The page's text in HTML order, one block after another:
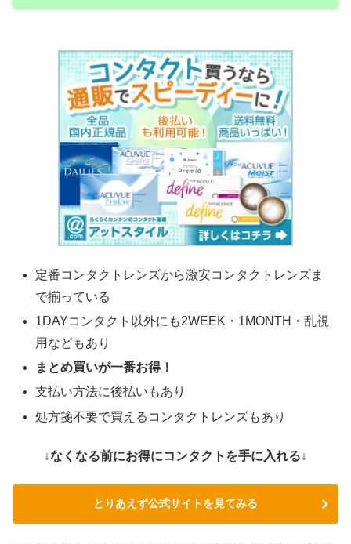
定番コンタクトレンズから激安コンタクトレンズま
で揃っている
1DAYコンタクト以外にも2WEEK・1MONTH・乱視
用などもあり
まとめ買いが一番お得！
支払い方法に後払いもあり
処方箋不要で買えるコンタクトレンズもあり
↓なくなる前にお得にコンタクトを手に入れる↓
とりあえず公式サイトを見てみる